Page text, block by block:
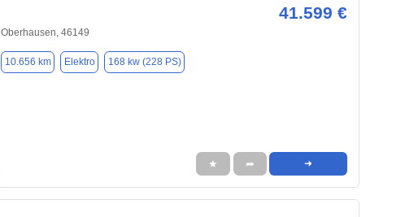
41.599 €
Oberhausen, 46149
10.656 km Elektro 168 kw (228 PS)
★ ➦ ➜